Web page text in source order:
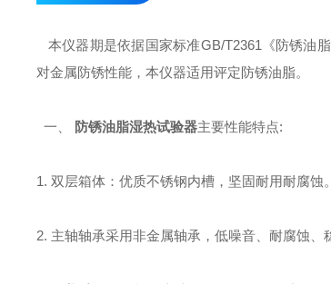
本仪器期是依据国家标准GB/T2361《防锈油
对金属防锈性能，本仪器适用评定防锈油脂。
一、 防锈油脂湿热试验器主要性能特点:
1. 双层箱体：优质不锈钢内槽，坚固耐用耐腐蚀
2. 主轴轴承采用非金属轴承，低噪音、耐腐蚀、